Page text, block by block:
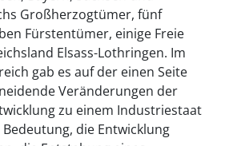
Großherzogtümer, fünf
Fürstentümer, einige Freie
Elsass-Lothringen. Im
gab es auf der einen Seite
Veränderungen der
zu einem Industriestaat
die Entwicklung